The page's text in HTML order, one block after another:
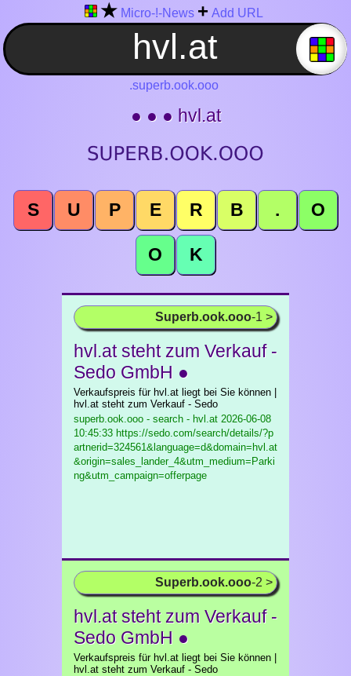
★ Micro-!-News + Add URL
.superb.ook.ooo
● ● ● hvl.at
S U P E R B . O
O K
Superb.ook.ooo-1 >
hvl.at steht zum Verkauf -
Sedo GmbH ●
Verkaufspreis für hvl.at liegt bei Sie können |
hvl.at steht zum Verkauf - Sedo
superb.ook.ooo - search - hvl.at 2026-06-08
10:45:33 https://sedo.com/search/details/?p
artnerid=324561&language=d&domain=hvl.at
&origin=sales_lander_4&utm_medium=Parki
ng&utm_campaign=offerpage
Superb.ook.ooo-2 >
hvl.at steht zum Verkauf -
Sedo GmbH ●
Verkaufspreis für hvl.at liegt bei Sie können |
hvl.at steht zum Verkauf - Sedo